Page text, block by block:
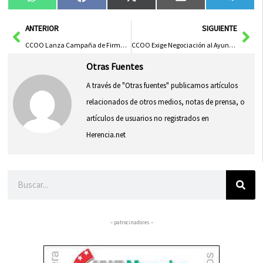
en
en
en
(Twitter) en
en
AntANTERIOR
CCOO Lanza Campaña de Firmas para Instar al SESCAM a Gestionar Directamente el Servicio de Ambulancias
SIGUIENTE
CCOO Exige Negociación al Ayuntamiento de Villarrobledo para Solucionar el Conflicto del Complemento de Antigüedad
Otras Fuentes
A través de "Otras fuentes" publicamos artículos
relacionados de otros medios, notas de prensa, o
artículos de usuarios no registrados en
Herencia.net
– patrocinadores –